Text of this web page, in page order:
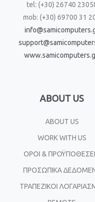
tel: (+30) 26740
mob: (+30) 69700 31
ABOUT US
ABOUT US
WORK WITH US
ΟΡΟΙ &
ΠΡΟΣΩΠΙΚΑ
ΤΡΑΠΕΖΙΚΟΙ